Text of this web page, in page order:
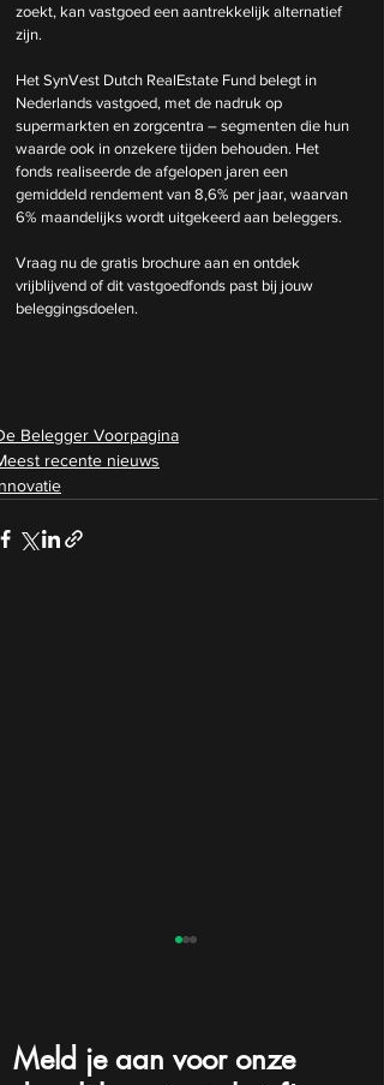
zoekt, kan vastgoed een aantrekkelijk alternatief
zijn.
Het SynVest Dutch RealEstate Fund belegt in
Nederlands vastgoed, met de nadruk op
supermarkten en zorgcentra – segmenten die hun
waarde ook in onzekere tijden behouden. Het
fonds realiseerde de afgelopen jaren een
gemiddeld rendement van 8,6% per jaar, waarvan
6% maandelijks wordt uitgekeerd aan beleggers.
Vraag nu de gratis brochure aan en ontdek
vrijblijvend of dit vastgoedfonds past bij jouw
beleggingsdoelen.
Belegger Voorpagina
recente nieuws
Meld je aan voor onze